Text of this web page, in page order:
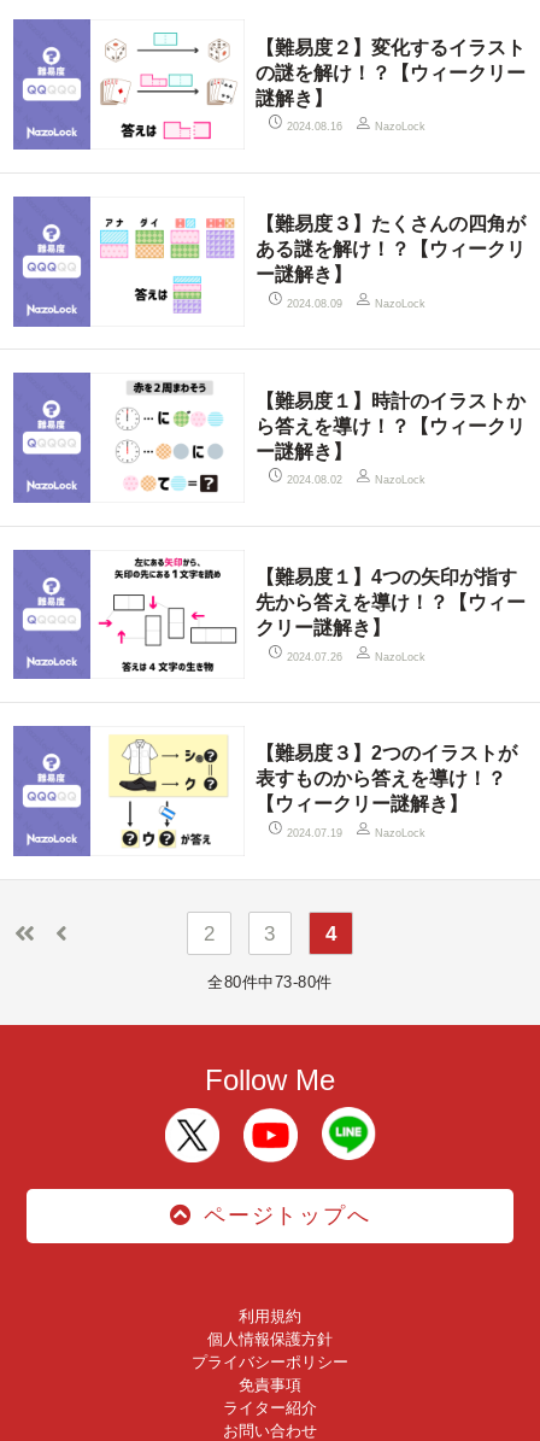
【難易度２】変化するイラスト
の謎を解け！？【ウィークリー
謎解き】
2024.08.16 NazoLock
【難易度３】たくさんの四角が
ある謎を解け！？【ウィークリ
ー謎解き】
2024.08.09 NazoLock
【難易度１】時計のイラストか
ら答えを導け！？【ウィークリ
ー謎解き】
2024.08.02 NazoLock
【難易度１】4つの矢印が指す
先から答えを導け！？【ウィー
クリー謎解き】
2024.07.26 NazoLock
【難易度３】2つのイラストが
表すものから答えを導け！？
【ウィークリー謎解き】
2024.07.19 NazoLock
2 3 4
全80件中73-80件
Follow Me
ページトップへ
利用規約
個人情報保護方針
プライバシーポリシー
免責事項
ライター紹介
お問い合わせ